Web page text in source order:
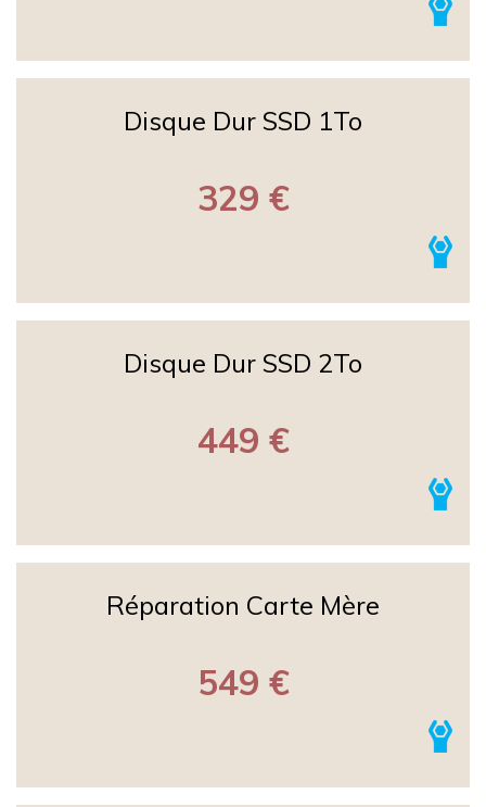
Disque Dur SSD 1To
329 €
Disque Dur SSD 2To
449 €
Réparation Carte Mère
549 €